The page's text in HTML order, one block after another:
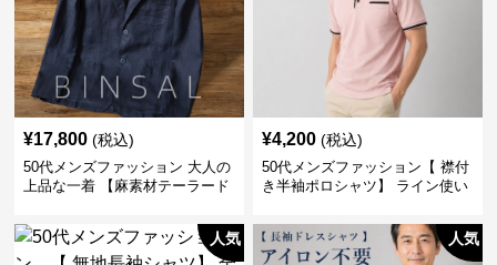
¥17,800 (税込)
50代メンズファッション 大人の
上品な一着 【麻素材テーラード
¥4,200 (税込)
50代メンズファッション【 襟付
き半袖ポロシャツ】 ライン使い
人気 人気